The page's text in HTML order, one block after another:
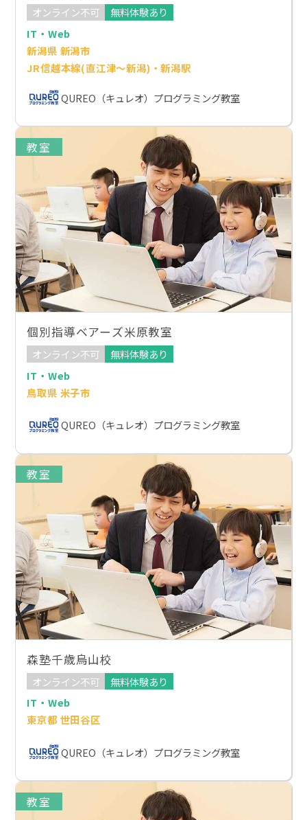
オンライン不可
無料体験あり
IT・Web
新潟県 新潟市
JR信越本線(直江津～新潟)・新潟駅
QUREO（キュレオ）プログラミング教室
教室
個別指導ベアーズ米原教室
オンライン不可
無料体験あり
IT・Web
鳥取県 米子市
QUREO（キュレオ）プログラミング教室
教室
森塾千歳烏山校
オンライン不可
無料体験あり
IT・Web
東京都 世田谷区
QUREO（キュレオ）プログラミング教室
教室